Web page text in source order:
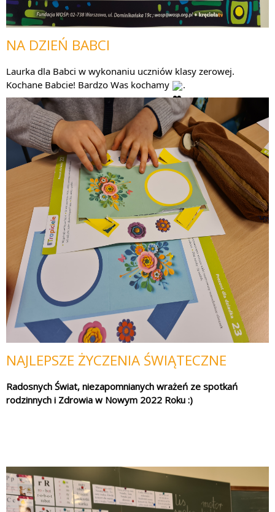
NA DZIEŃ BABCI
Laurka dla Babci w wykonaniu uczniów klasy zerowej.
Kochane Babcie! Bardzo Was kochamy
.
NAJLEPSZE ŻYCZENIA ŚWIĄTECZNE
Radosnych Świat, niezapomnianych wrażeń ze spotkań
rodzinnych i Zdrowia w Nowym 2022 Roku :)